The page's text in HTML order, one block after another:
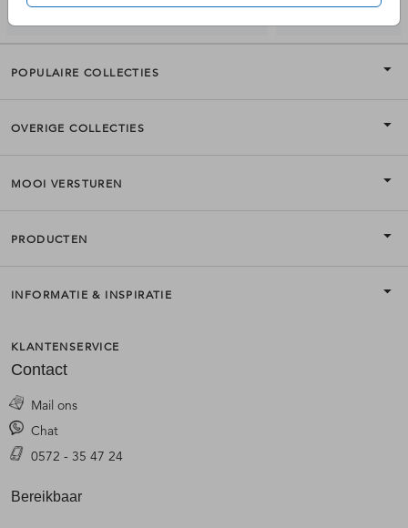
POPULAIRE COLLECTIES
OVERIGE COLLECTIES
MOOI VERSTUREN
PRODUCTEN
INFORMATIE & INSPIRATIE
KLANTENSERVICE
Contact
Mail ons
Chat
0572 - 35 47 24
Bereikbaar